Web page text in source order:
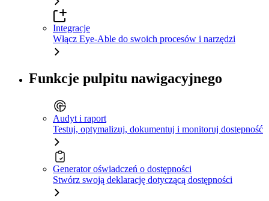
Integracje
Włącz Eye-Able do swoich procesów i narzędzi
Funkcje pulpitu nawigacyjnego
Audyt i raport
Testuj, optymalizuj, dokumentuj i monitoruj dostępność
Generator oświadczeń o dostępności
Stwórz swoją deklarację dotyczącą dostępności